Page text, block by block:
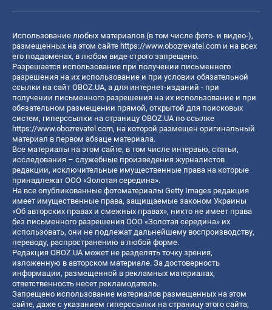
Использование любых материалов (в том числе фото- и видео-),
размещенных на этом сайте https://www.obozrevatel.com и на всех
его поддоменах, в любом виде строго запрещено.
Разрешается использование при получении письменного
разрешения на их использование и при условии обязательной
ссылки на сайт OBOZ.UA, а для интернет-изданий - при
получении письменного разрешения на их использование и при
обязательном размещении прямой, открытой для поисковых
систем, гиперссылки на страницу OBOZ.UA по ссылке
https://www.obozrevatel.com, на которой размещен оригинальный
материал в первом абзаце материала.
Все материалы на этом сайте, в том числе интервью, статьи,
исследования – служебные произведения журналистов
редакции, исключительные имущественные права на которые
принадлежат ООО «Золотая середина».
На все опубликованные фотоматериалы Getty Images редакция
имеет имущественные права, защищаемые законом Украины
«Об авторских правах и смежных правах», никто не имеет права
без письменного разрешения ООО «Золотая середина» их
использовать, они не подлежат дальнейшему воспроизводству,
переводу, распространению в любой форме.
Редакция OBOZ.UA может не разделять точку зрения,
изложенную в авторском материале. За достоверность
информации, размещенной в рекламных материалах,
ответственность несет рекламодатель.
Запрещено использование материалов размещенных на этом
сайте, даже с указанием гиперссылки на страницу этого сайта,